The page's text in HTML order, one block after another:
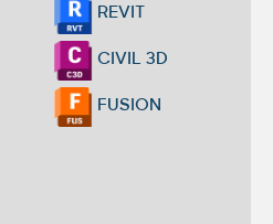
REVIT
CIVIL 3D
FUSION